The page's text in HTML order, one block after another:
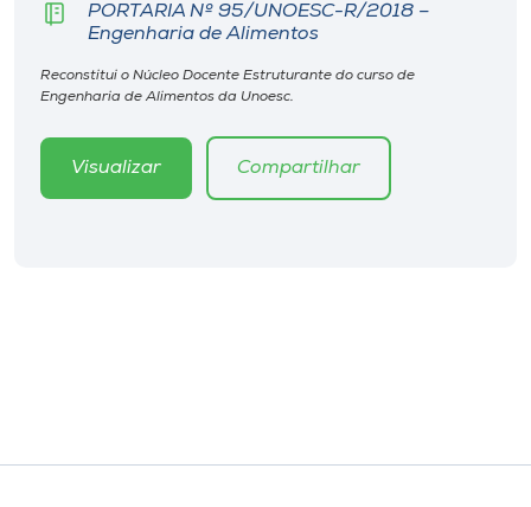
Editora
Rádio
Museu
PORTARIA Nº 95/UNOESC-R/2018 –
Engenharia de Alimentos
Reconstitui o Núcleo Docente Estruturante do curso de
Engenharia de Alimentos da Unoesc.
Visualizar Compartilhar